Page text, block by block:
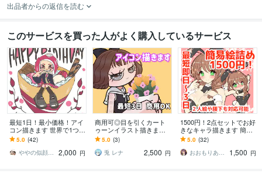
出品者からの返信を読む
このサービスを買った人がよく購入しているサービス
最短1日！最小価格！アイ
コン描きます 世界で1つだ
けのかわいいアイコン作
ります
5.0 (42)
ややの似顔絵屋さん
2,000 円
商用可◎目を引くカート
ゥーンイラスト描きます
SNSや配信で目を引くポ
ップなイラスト制作！
5.0 (3)
兎 レナ
2,500 円
1500円！2点セットでお好
きなキャラ描きます 簡易
絵だから格安即納！さく
っと気軽に依頼したい方
に
5.0 (32)
おおもりあいか
1,500 円